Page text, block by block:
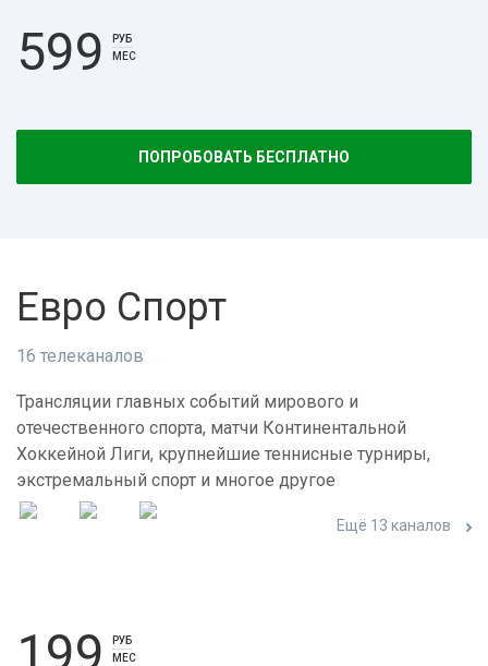
599
РУБ
МЕС
ПОПРОБОВАТЬ БЕСПЛАТНО
Евро Спорт
16 телеканалов
Трансляции главных событий мирового и
отечественного спорта, матчи Континентальной
Хоккейной Лиги, крупнейшие теннисные турниры,
экстремальный спорт и многое другое
Ещё 13 каналов
199
РУБ
МЕС